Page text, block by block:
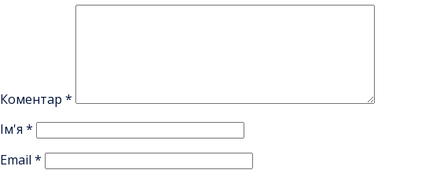
Коментар *
Ім'я *
Email *